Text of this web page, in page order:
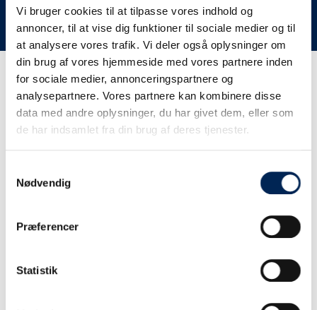
Vi bruger cookies til at tilpasse vores indhold og
annoncer, til at vise dig funktioner til sociale medier og til
at analysere vores trafik. Vi deler også oplysninger om
din brug af vores hjemmeside med vores partnere inden
for sociale medier, annonceringspartnere og
analysepartnere. Vores partnere kan kombinere disse
data med andre oplysninger, du har givet dem, eller som
de har indsamlet fra din brug af deres tjenester.
Nødvendig
Præferencer
Statistik
har mere at fortælle end I kan læse her.
Vi takker for jeres forståelse.
Få trafikinformation på
sms
tjekke vores hjemmeside eller ringe til os.